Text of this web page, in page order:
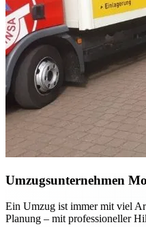
Umzugsunternehmen
Ein Umzug ist immer mit viel
Planung – mit professioneller